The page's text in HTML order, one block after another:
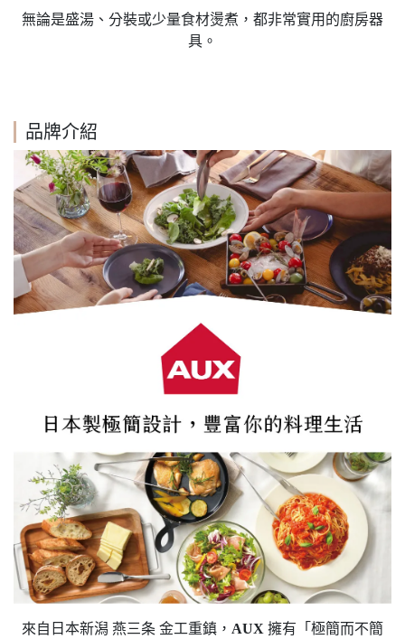
無論是盛湯、分裝或少量食材燙煮，都非常實用的廚房器
具。
品牌介紹
來自日本新潟 燕三条 金工重鎮， AUX 擁有「極簡而不簡